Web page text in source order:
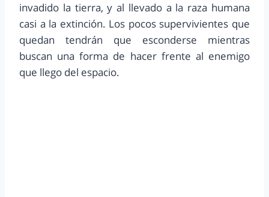
invadido la tierra, y al llevado a la raza humana
casi a la extinción. Los pocos supervivientes que
quedan tendrán que esconderse mientras
buscan una forma de hacer frente al enemigo
que llego del espacio.